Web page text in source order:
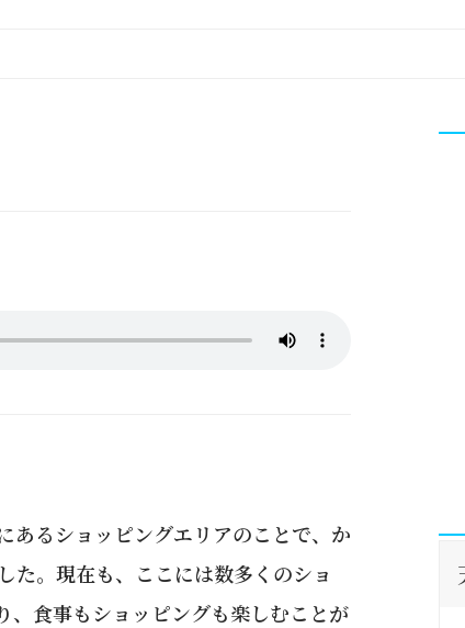
あるショッピングエリアのことで、か
た。現在も、ここには数多くのショ
、食事もショッピングも楽しむことが